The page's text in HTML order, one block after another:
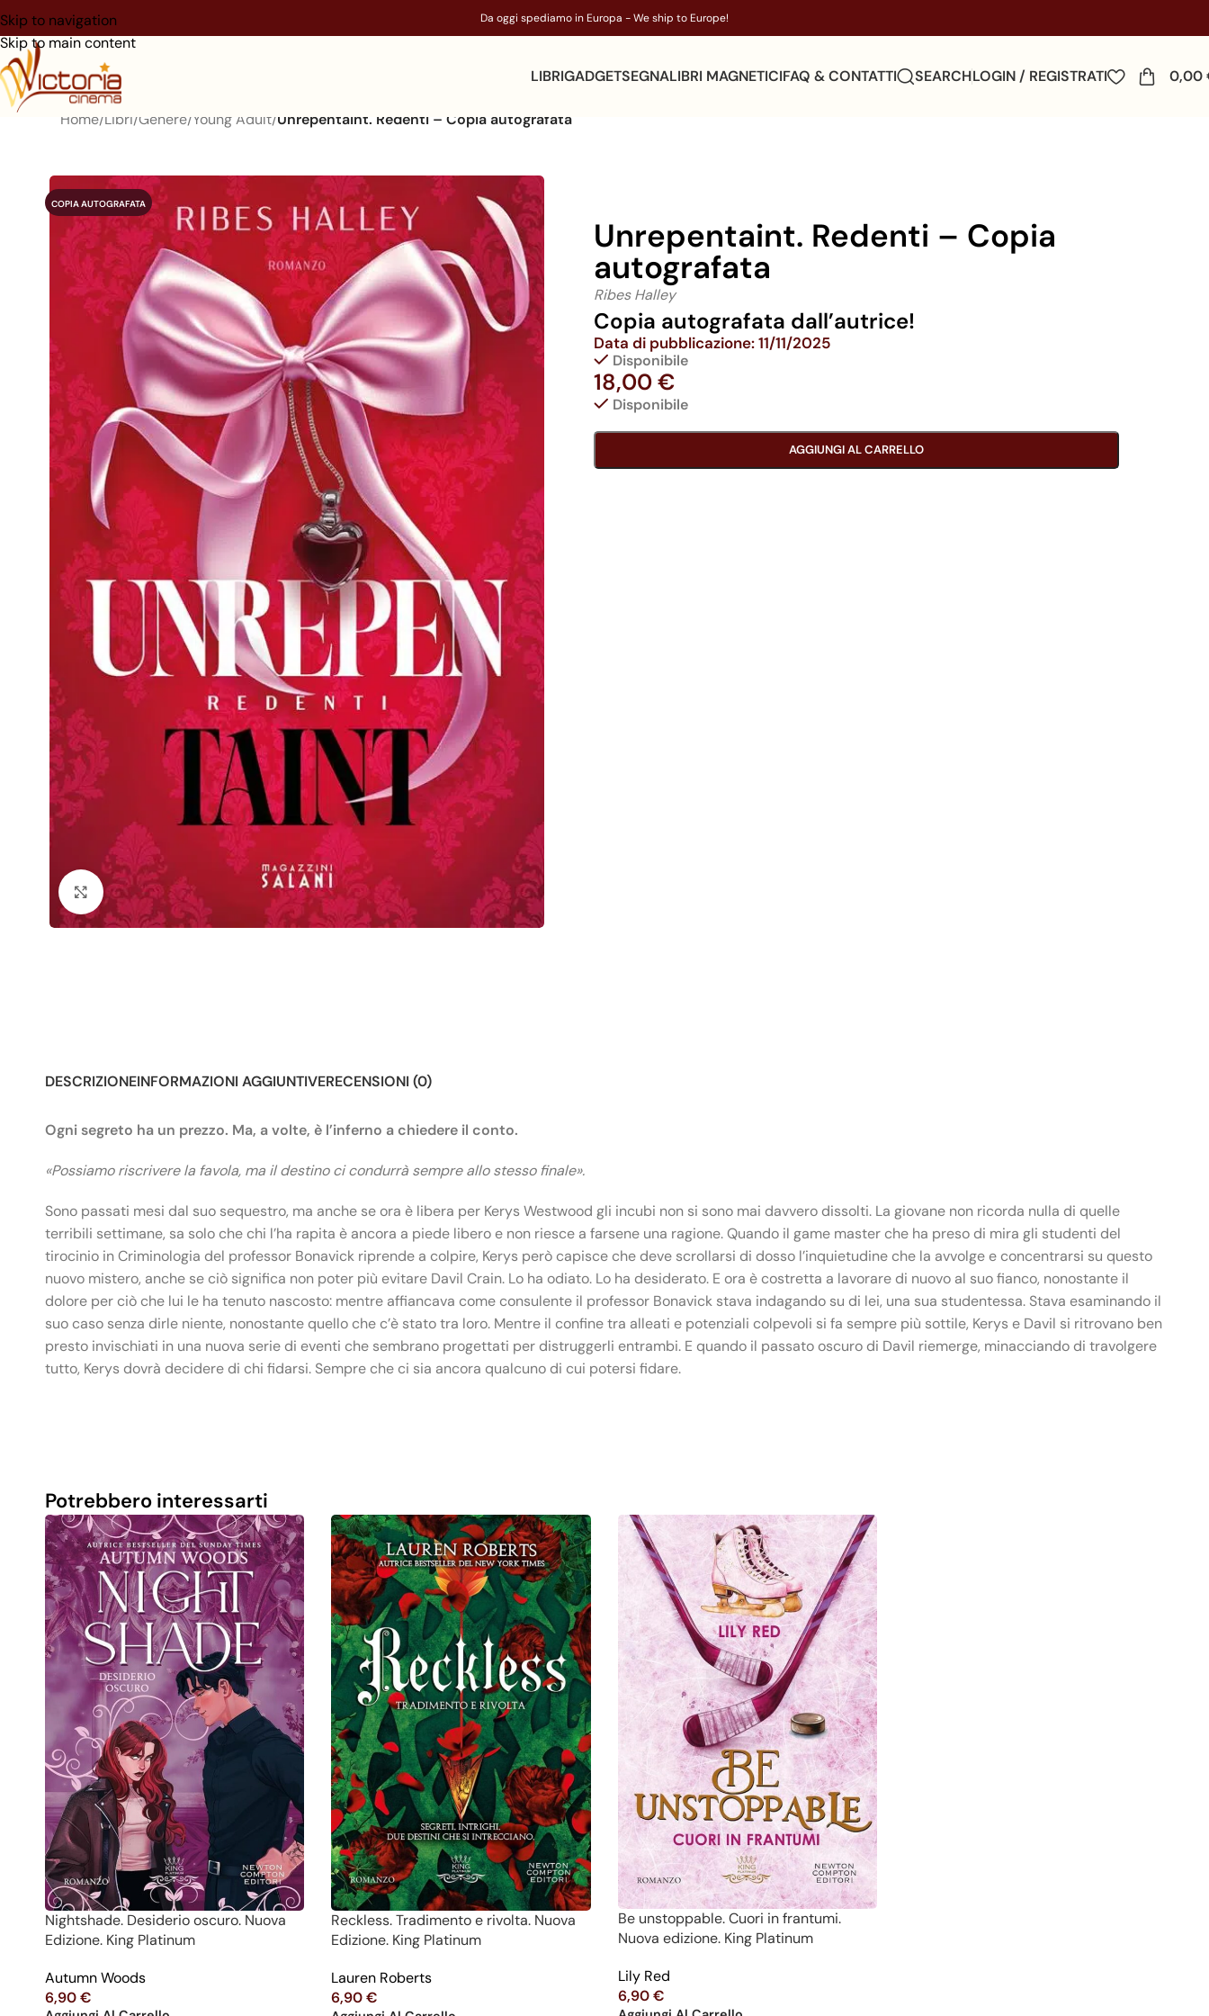
Skip to navigation
Skip to main content
Da oggi spediamo in Europa - We ship to Europe!
LIBRIGADGETSEGNALIBRI MAGNETICIFAQ & CONTATTI SEARCHLOGIN / REGISTRATI 0,00
Home/Libri/Genere/Young Adult/Unrepentaint. Redenti – Copia autografata
COPIA AUTOGRAFATA
Click to enlarge
Unrepentaint. Redenti – Copia
autografata
Ribes Halley
Copia autografata dall’autrice!
Data di pubblicazione: 11/11/2025
Disponibile
18,00€
Disponibile
AGGIUNGI AL CARRELLO
DESCRIZIONEINFORMAZIONI AGGIUNTIVERECENSIONI (0)
Ogni segreto ha un prezzo. Ma, a volte, è l’inferno a chiedere il conto.
«Possiamo riscrivere la favola, ma il destino ci condurrà sempre allo stesso finale».
Sono passati mesi dal suo sequestro, ma anche se ora è libera per Kerys Westwood gli incubi non si sono mai davvero dissolti. La giovane non ricorda nulla di quelle
terribili settimane, sa solo che chi l’ha rapita è ancora a piede libero e non riesce a farsene una ragione. Quando il game master che ha preso di mira gli studenti del
tirocinio in Criminologia del professor Bonavick riprende a colpire, Kerys però capisce che deve scrollarsi di dosso l’inquietudine che la avvolge e concentrarsi su questo
nuovo mistero, anche se ciò significa non poter più evitare Davil Crain. Lo ha odiato. Lo ha desiderato. E ora è costretta a lavorare di nuovo al suo fianco, nonostante il
dolore per ciò che lui le ha tenuto nascosto: mentre affiancava come consulente il professor Bonavick stava indagando su di lei, una sua studentessa. Stava esaminando il
suo caso senza dirle niente, nonostante quello che c’è stato tra loro. Mentre il confine tra alleati e potenziali colpevoli si fa sempre più sottile, Kerys e Davil si ritrovano ben
presto invischiati in una nuova serie di eventi che sembrano progettati per distruggerli entrambi. E quando il passato oscuro di Davil riemerge, minacciando di travolgere
tutto, Kerys dovrà decidere di chi fidarsi. Sempre che ci sia ancora qualcuno di cui potersi fidare.
Potrebbero interessarti
Nightshade. Desiderio oscuro. Nuova
Edizione. King Platinum
Autumn Woods
6,90€
Reckless. Tradimento e rivolta. Nuova
Edizione. King Platinum
Lauren Roberts
6,90€
Be unstoppable. Cuori in frantumi.
Nuova edizione. King Platinum
Lily Red
6,90€